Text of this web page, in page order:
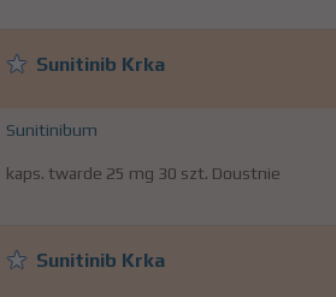
Sunitinib Krka
Sunitinibum
kaps. twarde 25 mg 30 szt. Doustnie
Sunitinib Krka